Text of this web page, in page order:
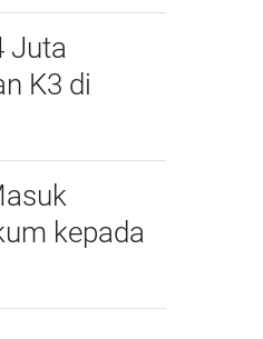
Juta
K3 di
kepada